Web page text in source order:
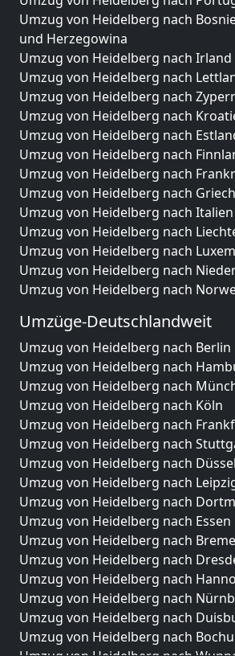
Umzug von Heidelberg nach
und Herzegowina
Umzug von Heidelberg nach Irland
Umzug von Heidelberg nach
Umzug von Heidelberg nach
Umzug von Heidelberg nach
Umzug von Heidelberg nach
Umzug von Heidelberg nach
Umzug von Heidelberg nach
Umzug von Heidelberg nach
Umzug von Heidelberg nach Italien
Umzug von Heidelberg nach
Umzug von Heidelberg nach
Umzug von Heidelberg nach
Umzug von Heidelberg nach
Umzüge-Deutschlandweit
Umzug von Heidelberg nach Berlin
Umzug von Heidelberg nach
Umzug von Heidelberg nach
Umzug von Heidelberg nach Köln
Umzug von Heidelberg nach
Umzug von Heidelberg nach
Umzug von Heidelberg nach
Umzug von Heidelberg nach
Umzug von Heidelberg nach
Umzug von Heidelberg nach Essen
Umzug von Heidelberg nach
Umzug von Heidelberg nach
Umzug von Heidelberg nach
Umzug von Heidelberg nach
Umzug von Heidelberg nach
Umzug von Heidelberg nach